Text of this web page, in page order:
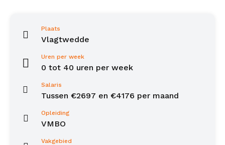
Plaats
Vlagtwedde
Uren per week
0 tot 40 uren per week
Salaris
Tussen €2697 en €4176 per maand
Opleiding
VMBO
Vakgebied